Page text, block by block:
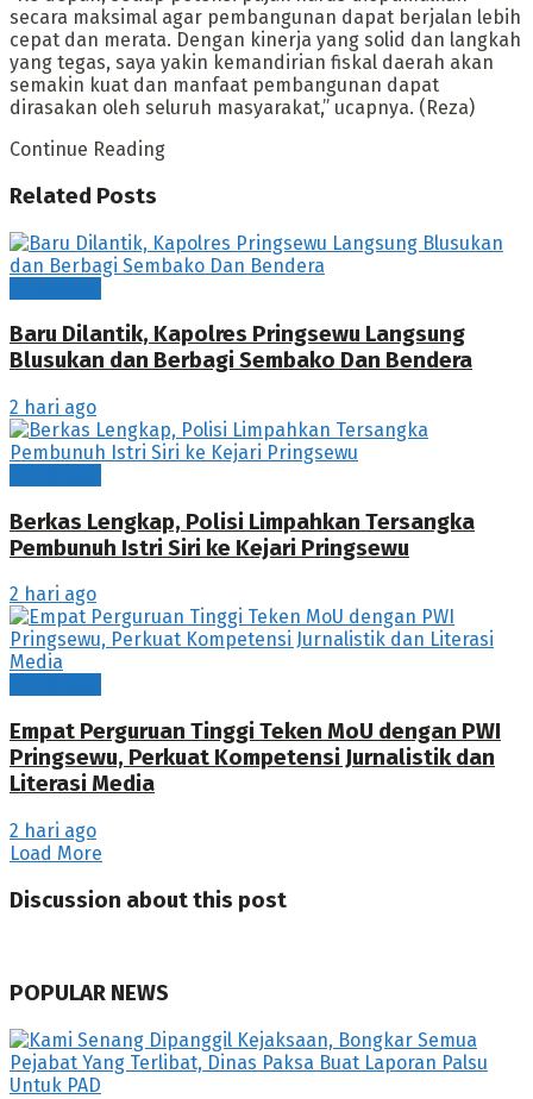
secara maksimal agar pembangunan dapat berjalan lebih
cepat dan merata. Dengan kinerja yang solid dan langkah
yang tegas, saya yakin kemandirian fiskal daerah akan
semakin kuat dan manfaat pembangunan dapat
dirasakan oleh seluruh masyarakat,” ucapnya. (Reza)
Continue Reading
Related Posts
Baru Dilantik, Kapolres Pringsewu Langsung
Blusukan dan Berbagi Sembako Dan Bendera
2 hari ago
Berkas Lengkap, Polisi Limpahkan Tersangka
Pembunuh Istri Siri ke Kejari Pringsewu
2 hari ago
Empat Perguruan Tinggi Teken MoU dengan PWI
Pringsewu, Perkuat Kompetensi Jurnalistik dan
Literasi Media
2 hari ago
Load More
Discussion about this post
POPULAR NEWS